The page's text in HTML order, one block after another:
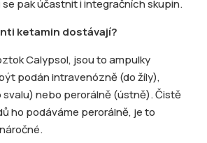
pak účastnit i integračních skupin.
ketamin dostávají?
Calypsol, jsou to ampulky
podán intravenózně (do žíly),
svalu) nebo perorálně (ústně). Čistě
ho podáváme perorálně, je to